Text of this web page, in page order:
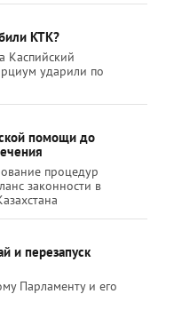
КТК?
Каспийский
ударили по
помощи до
процедур
законности в
и перезапуск
Парламенту и его